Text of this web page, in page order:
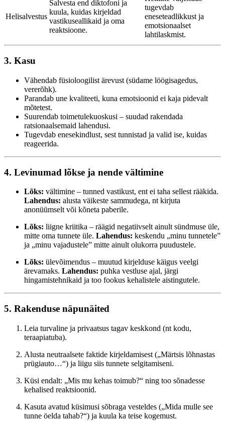
Helisalvestus
Salvesta end diktofoni ja
kuula, kuidas kirjeldad
vastikuseallikaid ja oma
reaktsioone.
tugevdab
eneseteadlikkust ja
emotsionaalset
lahtilaskmist.
3. Kasu
Vähendab füsioloogilist ärevust (südame löögisagedus,
vererõhk).
Parandab une kvaliteeti, kuna emotsioonid ei kaja pidevalt
mõtetest.
Suurendab toimetulekuoskusi – suudad rakendada
ratsionaalsemaid lahendusi.
Tugevdab enesekindlust, sest tunnistad ja valid ise, kuidas
reageerida.
4. Levinumad lõkse ja nende vältimine
Lõks: vältimine – tunned vastikust, ent ei taha sellest rääkida.
Lahendus: alusta väikeste sammudega, nt kirjuta
anonüümselt või kõneta paberile.
Lõks: liigne kriitika – räägid negatiivselt ainult sündmuse üle,
mitte oma tunnete üle. Lahendus: keskendu „minu tunnetele”
ja „minu vajadustele” mitte ainult olukorra puudustele.
Lõks: ülevõimendus – muutud kirjelduse käigus veelgi
ärevamaks. Lahendus: puhka vestluse ajal, järgi
hingamistehnikaid ja too fookus kehalistele aistingutele.
5. Rakenduse näpunäited
Leia turvaline ja privaatsus tagav keskkond (nt kodu,
teraapiatuba).
Alusta neutraalsete faktide kirjeldamisest („Märtsis lõhnastas
prügiauto…“) ja liigu siis tunnete selgitamiseni.
Küsi endalt: „Mis mu kehas toimub?“ ning too sõnadesse
kehalised reaktsioonid.
Kasuta avatud küsimusi sõbraga vesteldes („Mida mulle see
tunne öelda tahab?“) ja kuula ka teise kogemust.